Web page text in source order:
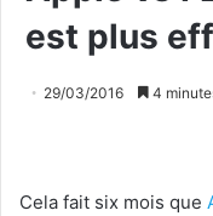
est plus
29/03/2016 4
Cela fait six mois que